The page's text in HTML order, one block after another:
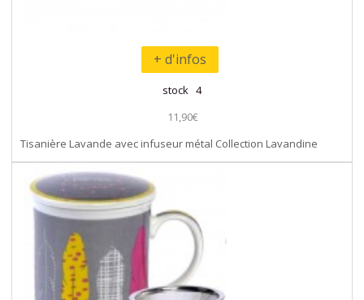
+ d'infos
stock 4
11,90€
Tisanière Lavande avec infuseur métal Collection Lavandine